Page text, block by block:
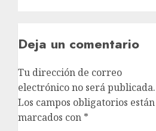
Deja un comentario
Tu dirección de correo
electrónico no será publicada.
Los campos obligatorios están
marcados con *